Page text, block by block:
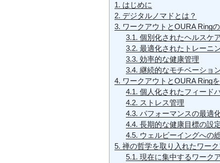
1. はじめに
2. デジタルノマドとは？
3. ワークアウトとOURA Ring
3.1. 個別化されたヘルスケ
3.2. 最適化されたトレーニ
3.3. 効率的な健康管理
3.4. 継続的なモチベーショ
4. ワークアウトとOURA Ring
4.1. 個人化されたフィード
4.2. ストレス管理
4.3. パフォーマンスの最適
4.4. 長期的な健康目標の設
4.5. ウェルビーイングへの
5. 禅の哲学を取り入れたワー
5.1. 現在に集中するワーク